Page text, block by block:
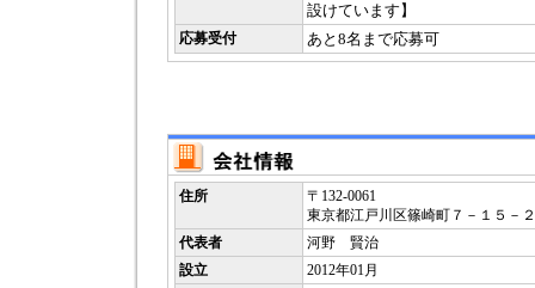
設けています】
応募受付 あと8名まで応募可
住所
〒132-0061
東京都江戸川区篠崎町７－１５－
代表者
河野 賢治
設立
2012年01月